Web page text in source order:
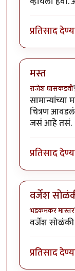
प्रतिसाद
मस्त
राजेश घासकडवी
सामान्यांच्या
चित्रण
जसं आहे तसं.
प्रतिसाद
वर्जेश
भडकमकर मास्तर
वर्जेश सोळंकी
प्रतिसाद